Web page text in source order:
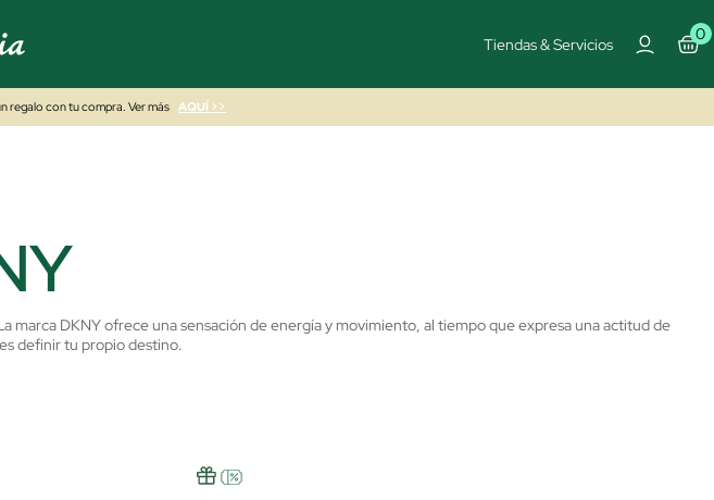
Tiendas & Servicios
0
regalo con tu compra. Ver más AQUÍ >>
marca DKNY ofrece una sensación de energía y movimiento, al tiempo que expresa una actitud de
definir tu propio destino.